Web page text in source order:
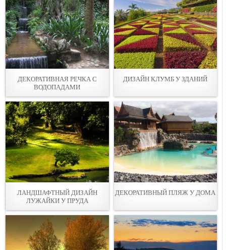
ДЕКОРАТИВНАЯ РЕЧКА С
ВОДОПАДАМИ
ДИЗАЙН КЛУМБ У ЗДАНИЙ
ЛАНДШАФТНЫЙ ДИЗАЙН
ЛУЖАЙКИ У ПРУДА
ДЕКОРАТИВНЫЙ ПЛЯЖ У ДОМА